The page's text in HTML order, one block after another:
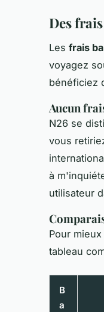
Des
Les frais
voyagez
bénéficiez
Aucun
N26 se
vous
à
utilisateur
Pour
tableau
B
a